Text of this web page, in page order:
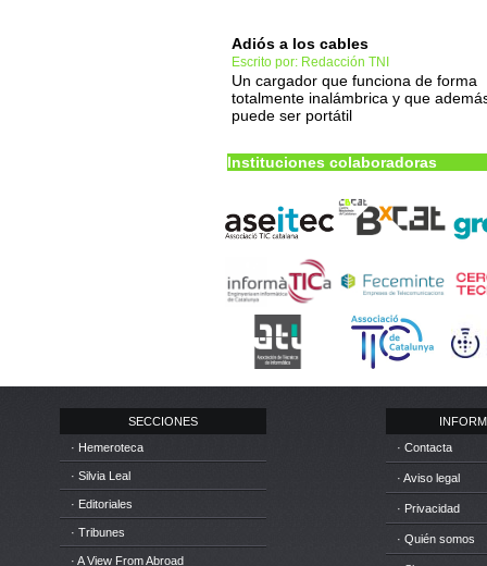
Adiós a los cables
Escrito por: Redacción TNI
Un cargador que funciona de forma
totalmente inalámbrica y que
puede ser portátil
Instituciones colaboradoras
SECCIONES
· Hemeroteca
· Silvia Leal
· Editoriales
· Tribunes
· A View From Abroad
· Contacta
· Aviso legal
· Privacidad
· Quién somos